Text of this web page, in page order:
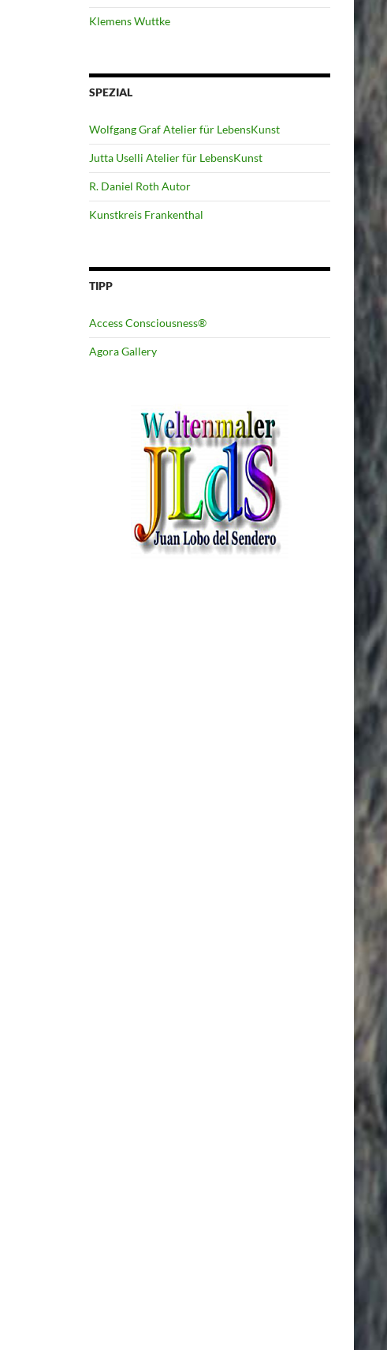
Klemens Wuttke
SPEZIAL
Wolfgang Graf Atelier für LebensKunst
Jutta Uselli Atelier für LebensKunst
R. Daniel Roth Autor
Kunstkreis Frankenthal
TIPP
Access Consciousness®
Agora Gallery